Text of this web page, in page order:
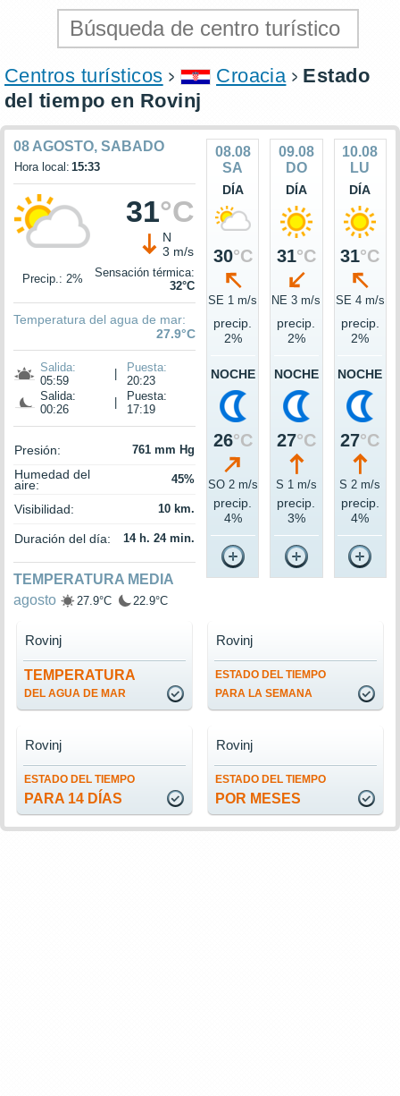
Centros turísticos Croacia
Estado
del tiempo en Rovinj
08 AGOSTO, SABADO
Hora local: 15:33
31°C
N
3 m/s
Precip.: 2%
Sensación térmica:
32°C
Temperatura del agua de mar:
27.9°C
Salida:
05:59
Puesta:
20:23
Salida:
00:26
Puesta:
17:19
Presión: 761 mm Hg
Humedad del
aire: 45%
Visibilidad: 10 km.
Duración del día: 14 h. 24 min.
TEMPERATURA MEDIA
agosto
27.9°C 22.9°C
08.08
SA
DÍA
30°C
SE 1 m/s
precip.
2%
NOCHE
26°C
SO 2 m/s
precip.
4%
09.08
DO
DÍA
31°C
NE 3 m/s
precip.
2%
NOCHE
27°C
S 1 m/s
precip.
3%
10.08
LU
DÍA
31°C
SE 4 m/s
precip.
2%
NOCHE
27°C
S 2 m/s
precip.
4%
TEMPERATURA
DEL AGUA DE MAR
Rovinj
ESTADO DEL TIEMPO
PARA LA SEMANA
Rovinj
ESTADO DEL TIEMPO
PARA 14 DÍAS
Rovinj
ESTADO DEL TIEMPO
POR MESES
Rovinj